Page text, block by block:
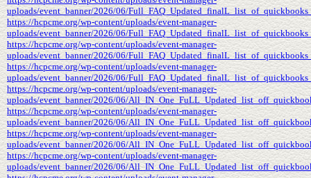
uploads/event_banner/2026/06/
https://hcpcme.org/wp-content/uploads/event-manager-
uploads/event_banner/2026/06/
https://hcpcme.org/wp-content/uploads/event-manager-
uploads/event_banner/2026/06/
https://hcpcme.org/wp-content/uploads/event-manager-
uploads/event_banner/2026/06/
https://hcpcme.org/wp-content/uploads/event-manager-
uploads/event_banner/2026/06/
https://hcpcme.org/wp-content/uploads/event-manager-
uploads/event_banner/2026/06/
https://hcpcme.org/wp-content/uploads/event-manager-
uploads/event_banner/2026/06/
https://hcpcme.org/wp-content/uploads/event-manager-
uploads/event_banner/2026/06/